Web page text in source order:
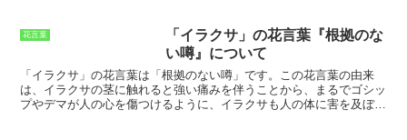
にもおすすめです。日当たりと水はけの良い場所で育てることで、毎
年美しい花を咲かせます。
花言葉
「イラクサ」の花言葉『根拠のな
い噂』について
「イラクサ」の花言葉は「根拠のない噂」です。この花言葉の由来
は、イラクサの茎に触れると強い痛みを伴うことから、まるでゴシッ
プやデマが人の心を傷つけるように、イラクサも人の体に害を及ぼす